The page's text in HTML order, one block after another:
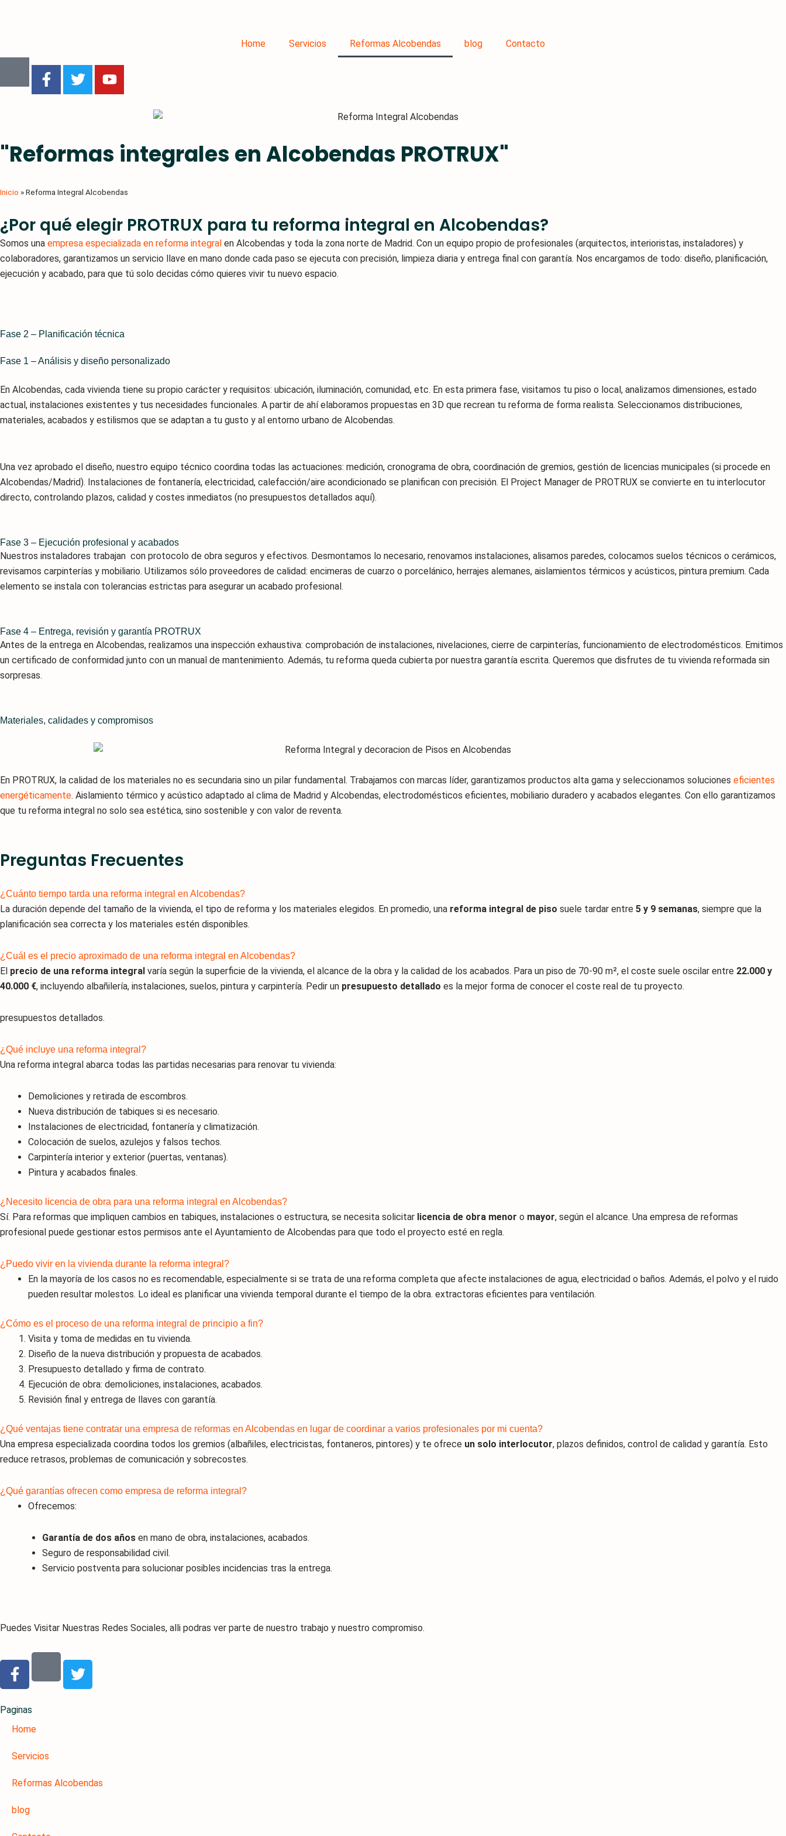
Home Servicios Reformas Alcobendas blog Contacto
F
a
c
o
k
f
T
w
i
r
Y
o
u
e
"Reformas integrales en Alcobendas PROTRUX"
Inicio »Reforma Integral Alcobendas
¿Por qué elegir PROTRUX para tu reforma integral en Alcobendas?
Somos una empresa especializada en reforma integral en Alcobendas y toda la zona norte de Madrid. Con un equipo propio de profesionales (arquitectos, interioristas, instaladores) y
colaboradores, garantizamos un servicio llave en mano donde cada paso se ejecuta con precisión, limpieza diaria y entrega final con garantía. Nos encargamos de todo: diseño, planificación,
ejecución y acabado, para que tú solo decidas cómo quieres vivir tu nuevo espacio.
Fase 2 – Planificación técnica
Fase 1 – Análisis y diseño personalizado
En Alcobendas, cada vivienda tiene su propio carácter y requisitos: ubicación, iluminación, comunidad, etc. En esta primera fase, visitamos tu piso o local, analizamos dimensiones, estado
actual, instalaciones existentes y tus necesidades funcionales. A partir de ahí elaboramos propuestas en 3D que recrean tu reforma de forma realista. Seleccionamos distribuciones,
materiales, acabados y estilismos que se adaptan a tu gusto y al entorno urbano de Alcobendas.
Una vez aprobado el diseño, nuestro equipo técnico coordina todas las actuaciones: medición, cronograma de obra, coordinación de gremios, gestión de licencias municipales (si procede en
Alcobendas/Madrid). Instalaciones de fontanería, electricidad, calefacción/aire acondicionado se planifican con precisión. El Project Manager de PROTRUX se convierte en tu interlocutor
directo, controlando plazos, calidad y costes inmediatos (no presupuestos detallados aquí).
Fase 3 – Ejecución profesional y acabados
Nuestros instaladores trabajan con protocolo de obra seguros y efectivos. Desmontamos lo necesario, renovamos instalaciones, alisamos paredes, colocamos suelos técnicos o cerámicos,
revisamos carpinterías y mobiliario. Utilizamos sólo proveedores de calidad: encimeras de cuarzo o porcelánico, herrajes alemanes, aislamientos térmicos y acústicos, pintura premium. Cada
elemento se instala con tolerancias estrictas para asegurar un acabado profesional.
Fase 4 – Entrega, revisión y garantía PROTRUX
Antes de la entrega en Alcobendas, realizamos una inspección exhaustiva: comprobación de instalaciones, nivelaciones, cierre de carpinterías, funcionamiento de electrodomésticos. Emitimos
un certificado de conformidad junto con un manual de mantenimiento. Además, tu reforma queda cubierta por nuestra garantía escrita. Queremos que disfrutes de tu vivienda reformada sin
sorpresas.
Materiales, calidades y compromisos
En PROTRUX, la calidad de los materiales no es secundaria sino un pilar fundamental. Trabajamos con marcas líder, garantizamos productos alta gama y seleccionamos soluciones eficientes
energéticamente. Aislamiento térmico y acústico adaptado al clima de Madrid y Alcobendas, electrodomésticos eficientes, mobiliario duradero y acabados elegantes. Con ello garantizamos
que tu reforma integral no solo sea estética, sino sostenible y con valor de reventa.
Preguntas Frecuentes
¿Cuánto tiempo tarda una reforma integral en Alcobendas?
La duración depende del tamaño de la vivienda, el tipo de reforma y los materiales elegidos. En promedio, una reforma integral de piso suele tardar entre 5 y 9 semanas, siempre que la
planificación sea correcta y los materiales estén disponibles.
¿Cuál es el precio aproximado de una reforma integral en Alcobendas?
El precio de una reforma integral varía según la superficie de la vivienda, el alcance de la obra y la calidad de los acabados. Para un piso de 70-90 m², el coste suele oscilar entre 22.000 y
40.000 €, incluyendo albañilería, instalaciones, suelos, pintura y carpintería. Pedir un presupuesto detallado es la mejor forma de conocer el coste real de tu proyecto.
presupuestos detallados.
¿Qué incluye una reforma integral?
Una reforma integral abarca todas las partidas necesarias para renovar tu vivienda:
Demoliciones y retirada de escombros.
Nueva distribución de tabiques si es necesario.
Instalaciones de electricidad, fontanería y climatización.
Colocación de suelos, azulejos y falsos techos.
Carpintería interior y exterior (puertas, ventanas).
Pintura y acabados finales.
¿Necesito licencia de obra para una reforma integral en Alcobendas?
Sí. Para reformas que impliquen cambios en tabiques, instalaciones o estructura, se necesita solicitar licencia de obra menor o mayor, según el alcance. Una empresa de reformas
profesional puede gestionar estos permisos ante el Ayuntamiento de Alcobendas para que todo el proyecto esté en regla.
¿Puedo vivir en la vivienda durante la reforma integral?
En la mayoría de los casos no es recomendable, especialmente si se trata de una reforma completa que afecte instalaciones de agua, electricidad o baños. Además, el polvo y el ruido
pueden resultar molestos. Lo ideal es planificar una vivienda temporal durante el tiempo de la obra. extractoras eficientes para ventilación.
¿Cómo es el proceso de una reforma integral de principio a fin?
Visita y toma de medidas en tu vivienda.
Diseño de la nueva distribución y propuesta de acabados.
Presupuesto detallado y firma de contrato.
Ejecución de obra: demoliciones, instalaciones, acabados.
Revisión final y entrega de llaves con garantía.
¿Qué ventajas tiene contratar una empresa de reformas en Alcobendas en lugar de coordinar a varios profesionales por mi cuenta?
Una empresa especializada coordina todos los gremios (albañiles, electricistas, fontaneros, pintores) y te ofrece un solo interlocutor, plazos definidos, control de calidad y garantía. Esto
reduce retrasos, problemas de comunicación y sobrecostes.
¿Qué garantías ofrecen como empresa de reforma integral?
Ofrecemos:
Garantía de dos años en mano de obra, instalaciones, acabados.
Seguro de responsabilidad civil.
Servicio postventa para solucionar posibles incidencias tras la entrega.
Puedes Visitar Nuestras Redes Sociales, alli podras ver parte de nuestro trabajo y nuestro compromiso.
F
a
c
e
b
o
k
-
f
T
w
i
Paginas
Home
Servicios
Reformas Alcobendas
blog